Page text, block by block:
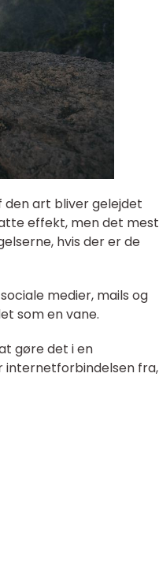
art bliver gelejdet
effekt, men det mest
hvis der er de
medier, mails og
som en vane.
gøre det i en
fra,